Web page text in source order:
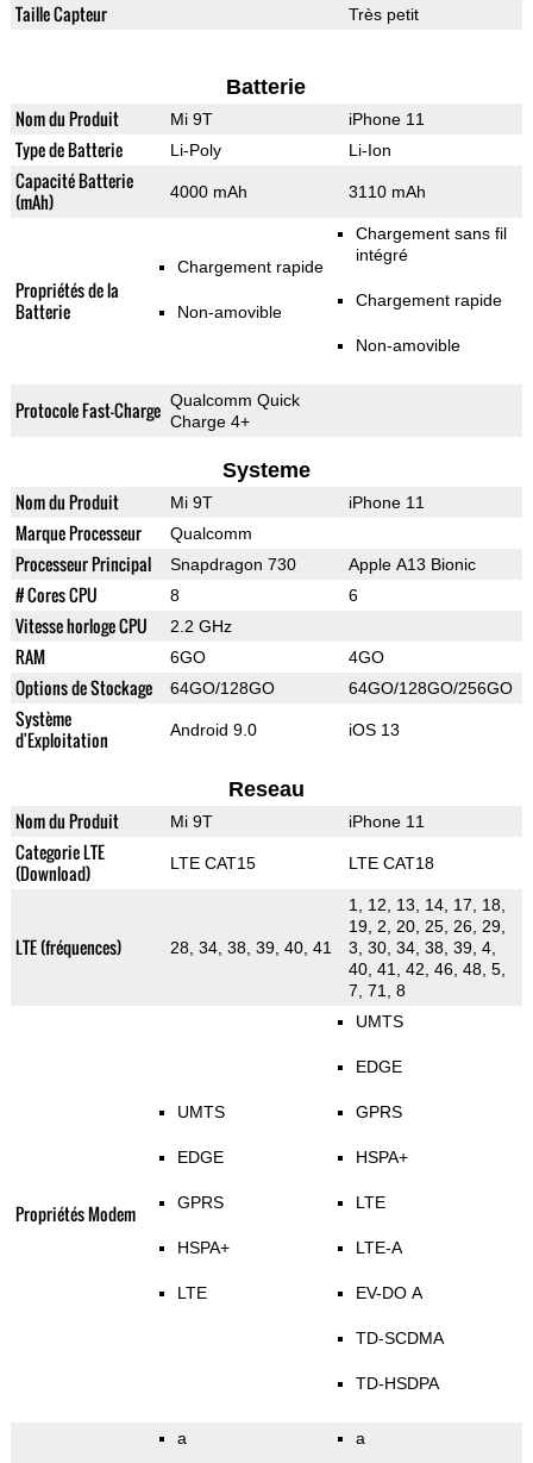
Taille Capteur Très petit
Batterie
Nom du Produit Mi 9T iPhone 11
Type de Batterie Li-Poly Li-Ion
Capacité Batterie
(mAh)
4000 mAh 3110 mAh
Propriétés de la
Batterie
Chargement rapide
Non-amovible
Chargement sans fil
intégré
Chargement rapide
Non-amovible
Protocole Fast-Charge Qualcomm Quick
Charge 4+
Systeme
Nom du Produit Mi 9T iPhone 11
Marque Processeur Qualcomm
Processeur Principal Snapdragon 730 Apple A13 Bionic
# Cores CPU 8 6
Vitesse horloge CPU 2.2 GHz
RAM 6GO 4GO
Options de Stockage 64GO/128GO 64GO/128GO/256GO
Système
d'Exploitation
Android 9.0 iOS 13
Reseau
Nom du Produit Mi 9T iPhone 11
Categorie LTE
(Download)
LTE CAT15 LTE CAT18
LTE (fréquences) 28, 34, 38, 39, 40, 41
1, 12, 13, 14, 17, 18,
19, 2, 20, 25, 26, 29,
3, 30, 34, 38, 39, 4,
40, 41, 42, 46, 48, 5,
7, 71, 8
Propriétés Modem
UMTS
EDGE
GPRS
HSPA+
LTE
UMTS
EDGE
GPRS
HSPA+
LTE
LTE-A
EV-DO A
TD-SCDMA
TD-HSDPA
a a